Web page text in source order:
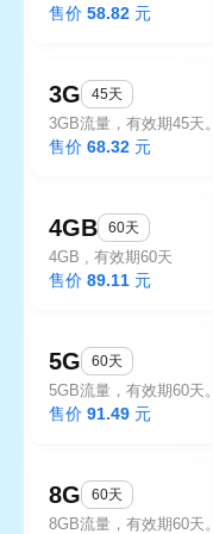
售价 58.82 元
3G 45天
3GB流量，有效期45天。
售价 68.32 元
4GB 60天
4GB , 有效期60天
售价 89.11 元
5G 60天
5GB流量，有效期60天。
售价 91.49 元
8G 60天
8GB流量，有效期60天。